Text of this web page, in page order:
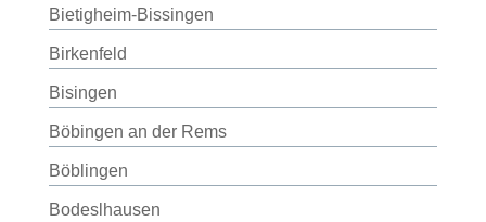
Bietigheim-Bissingen
Birkenfeld
Bisingen
Böbingen an der Rems
Böblingen
Bodeslhausen